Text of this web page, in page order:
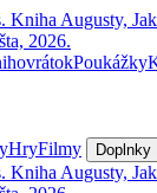
Poukážky
HryFilmy Doplnky